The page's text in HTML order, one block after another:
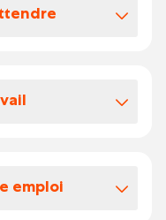
package:
projets
emploi